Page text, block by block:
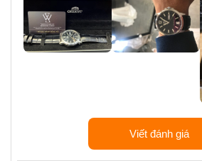
Viết đánh giá